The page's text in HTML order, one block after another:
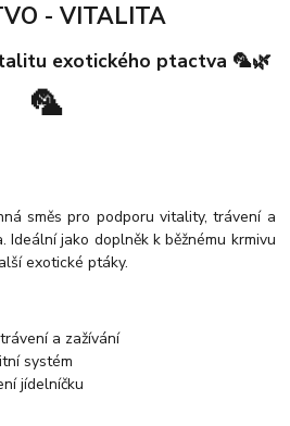
- VITALITA
exotického ptactva 🦜🌿
🦜
směs pro podporu vitality, trávení a
Ideální jako doplněk k běžnému krmivu
exotické ptáky.
a zažívání
systém
jídelníčku